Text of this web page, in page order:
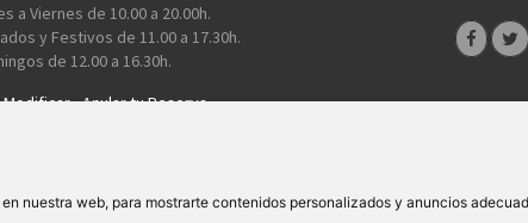
nuestra web, para mostrarte contenidos personalizados y anuncios
a Viernes de 10.00 a 20.00h.
y Festivos de 11.00 a 17.30h.
de 12.00 a 16.30h.
Modificar-Anular tu Reserva